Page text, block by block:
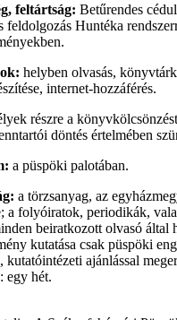
feltártság: Betűrendes
feldolgozás Huntéka
helyben olvasás,
internet-hozzáférés.
részre a
döntés értelmében
a püspöki palotában.
a törzsanyag, az
a folyóiratok, periodikák,
beiratkozott olvasó által
kutatása csak püspöki
kutatóintézeti ajánlással
egy hét.